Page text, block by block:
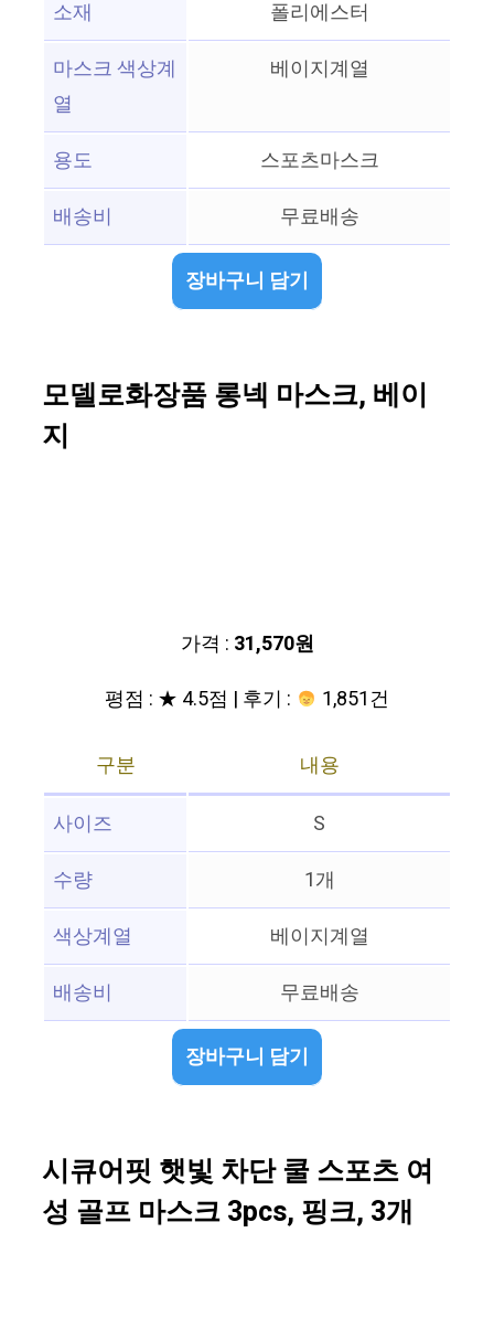
소재
폴리에스터
마스크 색상계
열
베이지계열
용도
스포츠마스크
배송비
무료배송
장바구니 담기
모델로화장품 롱넥 마스크, 베이
지
가격 : 31,570원
평점 : ★ 4.5점 | 후기 :
1,851건
구분
내용
사이즈
S
수량
1개
색상계열
베이지계열
배송비
무료배송
장바구니 담기
시큐어핏 햇빛 차단 쿨 스포츠 여
성 골프 마스크 3pcs, 핑크, 3개